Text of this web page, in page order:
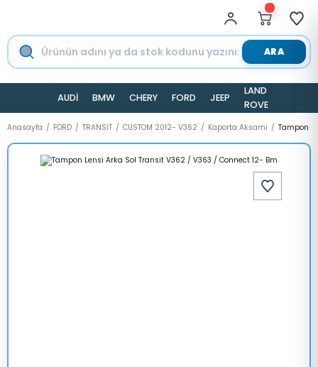
ARA
AUDİ BMW CHERY FORD JEEP
LAND
ROVER
Anasayfa FORD TRANSİT CUSTOM 2012- V362 Kaporta Aksamı Tampon